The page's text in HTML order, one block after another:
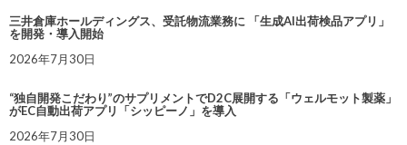
三井倉庫ホールディングス、受託物流業務に 「生成AI出荷検品アプリ」
を開発・導入開始
2026年7月30日
“独自開発こだわり”のサプリメントでD2C展開する「ウェルモット製薬」
がEC自動出荷アプリ「シッピーノ」を導入
2026年7月30日